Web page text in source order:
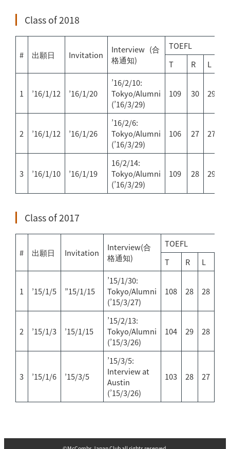
Class of 2018
# 出願日 Invitation
Interview (合
格通知)
TOEFL
T
R L
1 ’16/1/12 ’16/1/20
’16/2/10:
Tokyo/Alumni
(’16/3/29)
109 30 29
2 ’16/1/12 ’16/1/26
’16/2/6:
Tokyo/Alumni
(’16/3/29)
106 27 27
3 ’16/1/10 ’16/1/19
16/2/14:
Tokyo/Alumni
(’16/3/29)
109 28 29
Class of 2017
# 出願日 Invitation
Interview(合
格通知)
TOEFL
T
R L
1 ’15/1/5 ”15/1/15
’15/1/30:
Tokyo/Alumni
(’15/3/27)
108 28 28
2 ’15/1/3 ’15/1/15
’15/2/13:
Tokyo/Alumni
(’15/3/26)
104 29 28
3 ’15/1/6 ’15/3/5
’15/3/5:
Interview at
Austin
(’15/3/26)
103 28 27